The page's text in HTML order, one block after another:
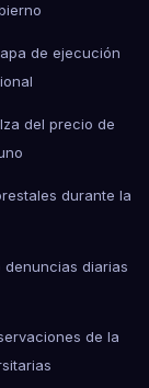
de ejecución
del precio de
durante la
denuncias diarias
de la